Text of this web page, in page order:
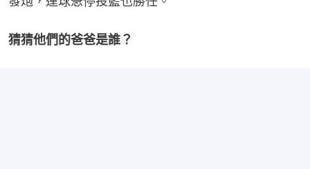
猜猜他們的爸爸是誰？